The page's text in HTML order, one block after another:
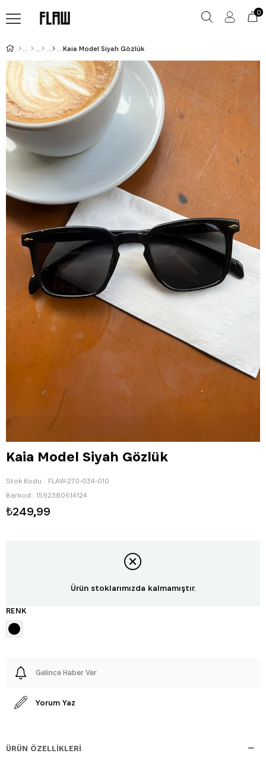
0
Kaia Model Siyah Gözlük
Kaia Model Siyah Gözlük
Stok Kodu
FLAW-270-034-010
Barkod : 1592380614124
₺249,99
Ürün stoklarımızda kalmamıştır.
RENK
Gelince Haber Ver
Yorum Yaz
ÜRÜN ÖZELLIKLERI